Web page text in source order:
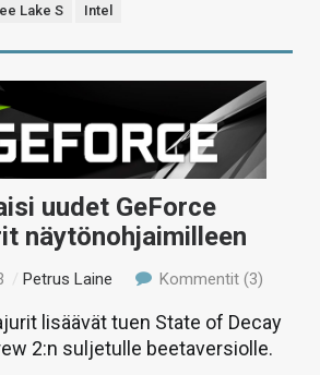
Lake S Intel
uudet GeForce
näytönohjaimilleen
/Petrus Laine Kommentit (3)
lisäävät tuen State of Decay
2:n suljetulle beetaversiolle.